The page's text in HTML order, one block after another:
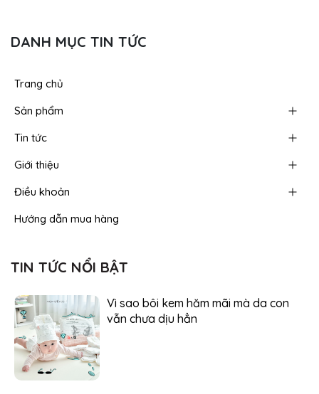
DANH MỤC TIN TỨC
Trang chủ
Sản phẩm
Tin tức
Giới thiệu
Điều khoản
Hướng dẫn mua hàng
TIN TỨC NỔI BẬT
Vì sao bôi kem hăm mãi mà da con
vẫn chưa dịu hẳn